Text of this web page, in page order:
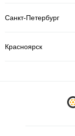
Санкт-Петербург
Красноярск